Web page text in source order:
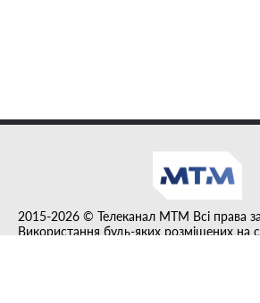
2015-2026 © Телеканал MTM Всі права
Використання будь-яких розміщених на